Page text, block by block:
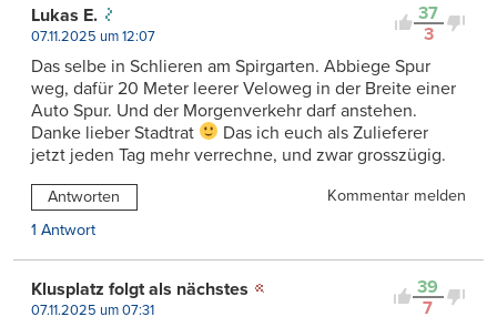
37
3
Lukas E.
07.11.2025 um 12:07
Das selbe in Schlieren am Spirgarten. Abbiege Spur
weg, dafür 20 Meter leerer Veloweg in der Breite einer
Auto Spur. Und der Morgenverkehr darf anstehen.
Danke lieber Stadtrat
Das ich euch als Zulieferer
jetzt jeden Tag mehr verrechne, und zwar grosszügig.
Antworten
Kommentar melden
1 Antwort
39
7
Klusplatz folgt als nächstes
07.11.2025 um 07:31